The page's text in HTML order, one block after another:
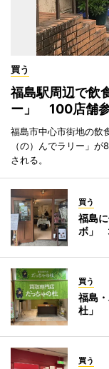
買う
福島駅周辺で飲
ー」 100店舗
福島市中心市街地の飲
（の）んでラリー」
される。
買う
福島
ボ」
買う
福島
杜」
買う